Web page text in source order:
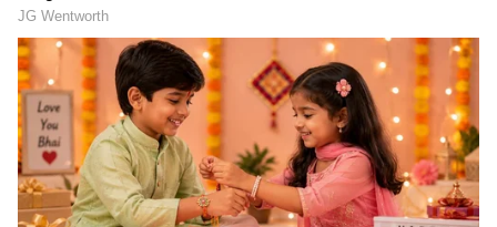
Related Articles